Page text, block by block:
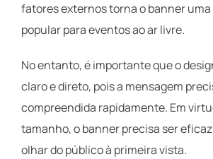
fatores externos torna o banner
popular para eventos ao ar livre.
No entanto, é importante que o
claro e direto, pois a mensagem
compreendida rapidamente. Em
tamanho, o banner precisa ser
olhar do público à primeira vista.